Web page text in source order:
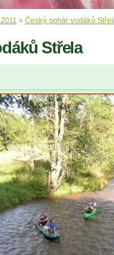
» Český pohár vodáků
Střela